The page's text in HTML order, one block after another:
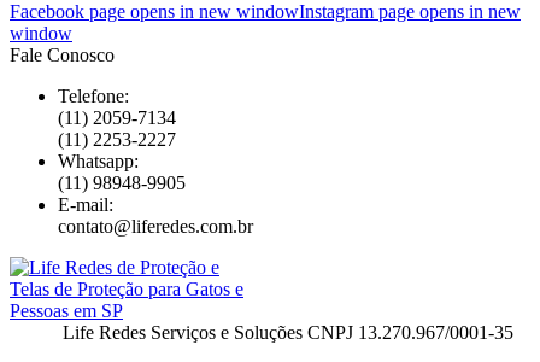
Facebook page opens in new windowInstagram page opens in new
window
Fale Conosco
Telefone:
(11) 2059-7134
(11) 2253-2227
Whatsapp:
(11) 98948-9905
E-mail:
contato@liferedes.com.br
Life Redes Serviços e Soluções CNPJ 13.270.967/0001-35